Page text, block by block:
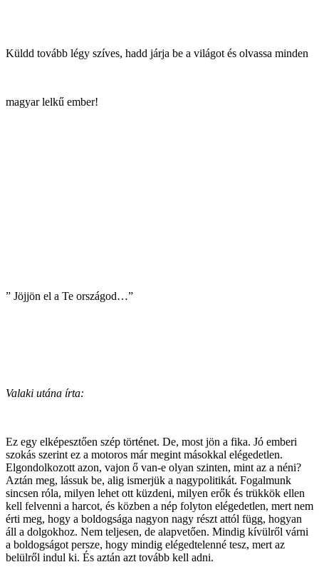
Küldd tovább légy szíves, hadd járja be a világot és olvassa minden
magyar lelkű ember!
” Jöjjön el a Te országod…”
Valaki utána írta:
Ez egy elképesztően szép történet. De, most jön a fika. Jó emberi
szokás szerint ez a motoros már megint másokkal elégedetlen.
Elgondolkozott azon, vajon ő van-e olyan szinten, mint az a néni?
Aztán meg, lássuk be, alig ismerjük a nagypolitikát. Fogalmunk
sincsen róla, milyen lehet ott küzdeni, milyen erők és trükkök ellen
kell felvenni a harcot, és közben a nép folyton elégedetlen, mert nem
érti meg, hogy a boldogsága nagyon nagy részt attól függ, hogyan
áll a dolgokhoz. Nem teljesen, de alapvetően. Mindig kívülről várni
a boldogságot persze, hogy mindig elégedtelenné tesz, mert az
belülről indul ki. És aztán azt tovább kell adni.